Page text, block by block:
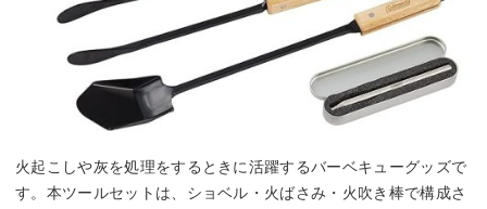
火起こしや灰を処理をするときに活躍するバーベキューグッズで
す。本ツールセットは、ショベル・火ばさみ・火吹き棒で構成さ